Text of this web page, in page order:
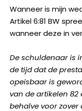
Wanneer is mijn
Artikel 6:81 BW
wanneer deze in
De schuldenaar is
de tijd dat de
opeisbaar is
van de artikelen 82
behalve voor